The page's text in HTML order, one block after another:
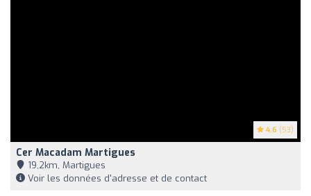
4.6 (53)
Cer Macadam Martigues
19,2km, Martigues
Voir les données d'adresse et de contact